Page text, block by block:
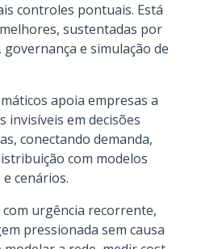
controles pontuais. Está
sustentadas por
e simulação de
apoia empresas a
em decisões
conectando demanda,
com modelos
cenários.
urgência recorrente,
pressionada sem causa